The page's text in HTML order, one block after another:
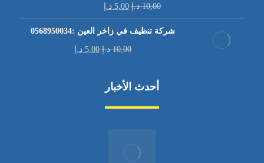
10,00 د.إ 5,00 د.إ
شركة تنظيف في زاخر العين :0568950034
10,00 د.إ 5,00 د.إ
أحدث الأخبار